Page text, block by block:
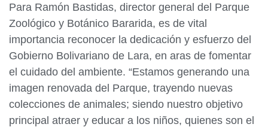
Para Ramón Bastidas, director general del Parque
Zoológico y Botánico Bararida, es de vital
importancia reconocer la dedicación y esfuerzo del
Gobierno Bolivariano de Lara, en aras de fomentar
el cuidado del ambiente. “Estamos generando una
imagen renovada del Parque, trayendo nuevas
colecciones de animales; siendo nuestro objetivo
principal atraer y educar a los niños, quienes son el